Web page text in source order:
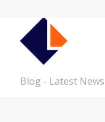
Blog - Latest News